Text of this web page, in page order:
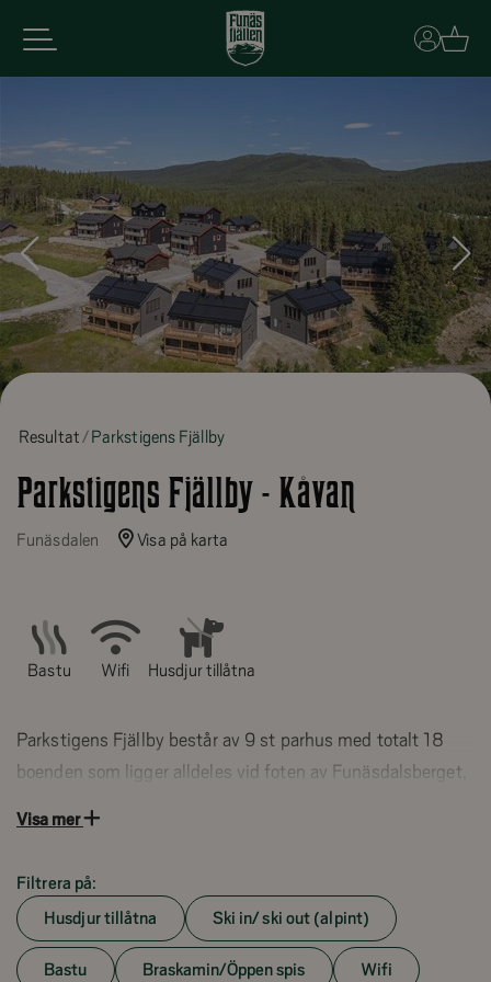
Basket
Resultat Parkstigens Fjällby
Parkstigens Fjällby - Kåvan
Funäsdalen Visa på karta
Bastu Wifi Husdjur tillåtna
Parkstigens Fjällby består av 9 st parhus med totalt 18
boenden som ligger alldeles vid foten av Funäsdalsberget,
har du en härlig panoramautsikt över en makalös fjällmiljö.
Skidsystemet med 17 nedfarter har varierande
svårighetsgrad och erbjuder något för alla.
Visa mer
Filtrera på:
Husdjur tillåtna
Ski in/ ski out (alpint)
Bastu Braskamin/Öppen spis Wifi